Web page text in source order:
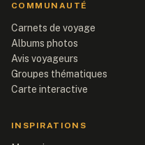
COMMUNAUTÉ
Carnets de voyage
Albums photos
Avis voyageurs
Groupes thématiques
Carte interactive
INSPIRATIONS